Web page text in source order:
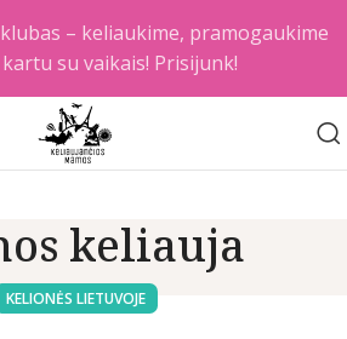
keliauja
KELIONĖS LIETUVOJE
– keliaukime, pramogaukime
su vaikais! Prisijunk!